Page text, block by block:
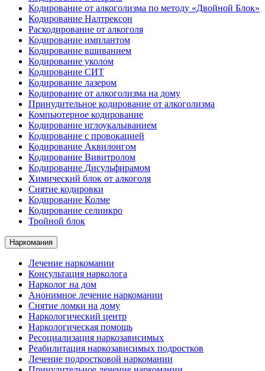
Кодирование от алкоголизма по методу «Двойной Блок»
Кодирование Налтрексон
Раскодирование от алкоголя
Кодирование имплантом
Кодирование вшиванием
Кодирование уколом
Кодирование СИТ
Кодирование лазером
Кодирование от алкоголизма на дому
Принудительное кодирование от алкоголизма
Компьютерное кодирование
Кодирование иглоукалыванием
Кодирование с провокацией
Кодирование Аквилонгом
Кодирование Вивитролом
Кодирование Дисульфирамом
Химический блок от алкоголя
Снятие кодировки
Кодирование Колме
Кодирование селинкро
Тройной блок
Наркомания
Лечение наркомании
Консультация нарколога
Нарколог на дом
Анонимное лечение наркомании
Снятие ломки на дому
Наркологический центр
Наркологическая помощь
Ресоциализация наркозависимых
Реабилитация наркозависимых подростков
Лечение подростковой наркомании